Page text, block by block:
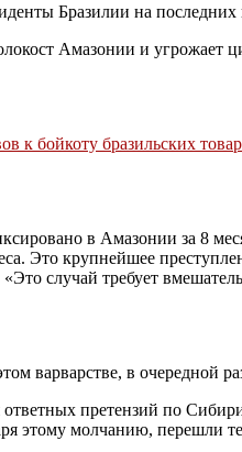
Бразилии на
Амазонии и угрожает
к бойкоту бразильских
в Амазонии за 8
Это крупнейшее
случай требует
варварстве, в очередной
претензий по
этому молчанию, перешли